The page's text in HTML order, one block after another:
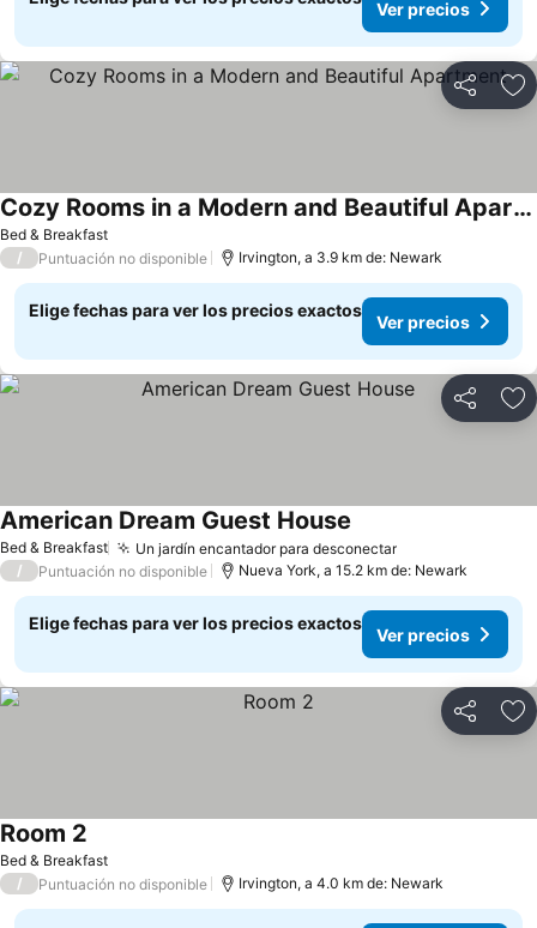
Ver precios
Compartir
Bed & Breakfast
Cozy Rooms in a Modern and Beautiful Apartment
/ Puntuación no disponible Irvington, a 3.9 km de: Newark
Elige fechas para ver los precios exactos
Ver precios
Compartir
Bed & Breakfast Un jardín encantador para desconectar
American Dream Guest House
/ Puntuación no disponible Nueva York, a 15.2 km de: Newark
Elige fechas para ver los precios exactos
Ver precios
Compartir
Bed & Breakfast
Room 2
/ Puntuación no disponible Irvington, a 4.0 km de: Newark